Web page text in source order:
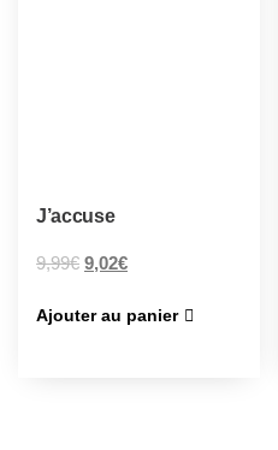
J’accuse
9,99€ 9,02€
Ajouter au panier